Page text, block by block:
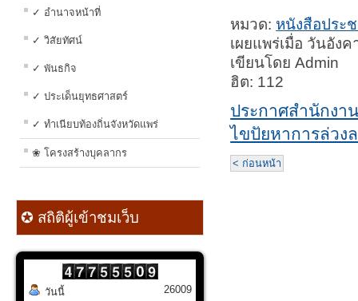
✓ อำนาจหน้าที่
✓ วิสัยทัศน์
✓ พันธกิจ
✓ ประเด็นยุทธศาสตร์
✓ ทำเนียบท้องถิ่นจังหวัดแพร่
❀ โครงสร้างบุคลากร
✪ สถิติผู้เข้าชมเว็บ
วันนี้
26009
หมวด: หนังสือประ
เผยแพร่เมื่อ วันอัง
เขียนโดย Admin
ฮิต: 112
ประกาศสำนักงา
ไขปัยหาการล่วง
< ก่อนหน้า